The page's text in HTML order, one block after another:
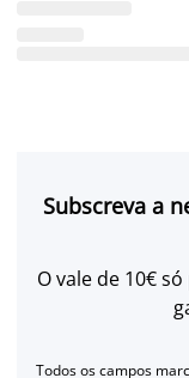
Subscreva a
O vale de 10€
Todos os campos